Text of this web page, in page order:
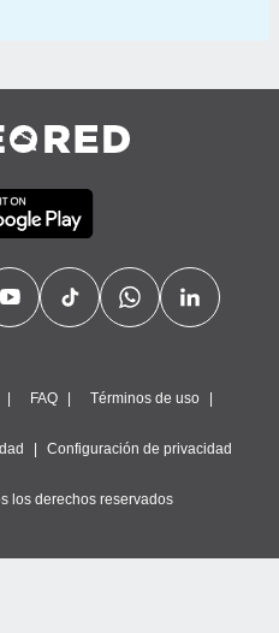
FAQ Términos de uso
Configuración de privacidad
los derechos reservados